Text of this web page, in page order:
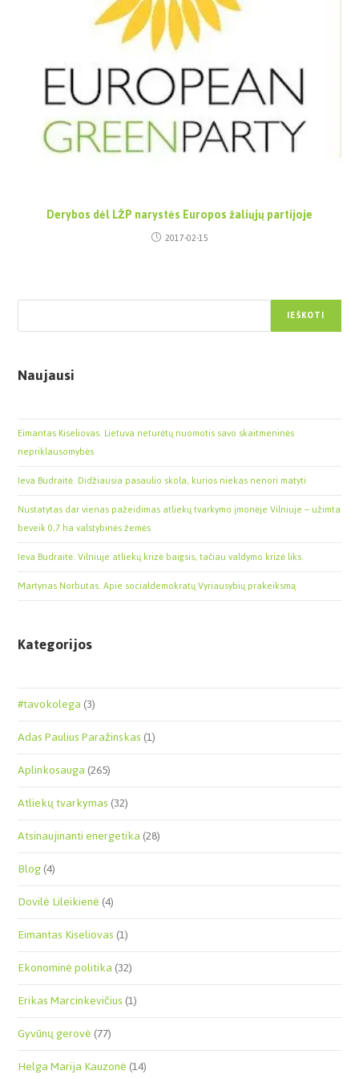
Derybos dėl LŽP narystės Europos žaliųjų partijoje
2017-02-15
IEŠKOTI
Naujausi
Eimantas Kiseliovas. Lietuva neturėtų nuomotis savo skaitmeninės
nepriklausomybės
Ieva Budraitė. Didžiausia pasaulio skola, kurios niekas nenori matyti
Nustatytas dar vienas pažeidimas atliekų tvarkymo įmonėje Vilniuje – užimta
beveik 0,7 ha valstybinės žemės
Ieva Budraitė. Vilniuje atliekų krizė baigsis, tačiau valdymo krizė liks.
Martynas Norbutas. Apie socialdemokratų Vyriausybių prakeiksmą
Kategorijos
#tavokolega(3)
Adas Paulius Paražinskas(1)
Aplinkosauga(265)
Atliekų tvarkymas(32)
Atsinaujinanti energetika(28)
Blog(4)
Dovilė Lileikienė(4)
Eimantas Kiseliovas(1)
Ekonominė politika(32)
Erikas Marcinkevičius(1)
Gyvūnų gerovė(77)
Helga Marija Kauzonė(14)